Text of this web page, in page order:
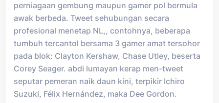
perniagaan gembung maupun gamer pol bermula
awak berbeda. Tweet sehubungan secara
profesional menetap NL,, contohnya, beberapa
tumbuh tercantol bersama 3 gamer amat tersohor
pada blok: Clayton Kershaw, Chase Utley, beserta
Corey Seager. abdi lumayan kerap men-tweet
seputar pemeran naik daun kini, terpikir Ichiro
Suzuki, Félix Hernández, maka Dee Gordon.